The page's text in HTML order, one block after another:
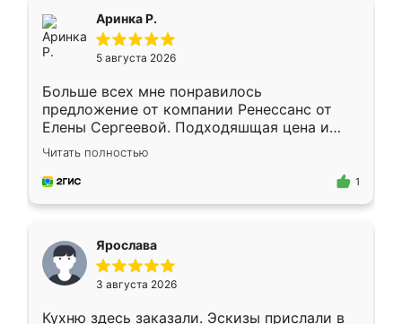
Аринка Р.
5 августа 2026
Больше всех мне понравилось
предложение от компании Ренессанс от
Елены Сергеевой. Подходяшщая цена и
короткие сроки изготовления. Приехавший
для замера сотрудник Владислав
предложил по моему эскизу самый
Читать полностью
1
Ярослава
3 августа 2026
Кухню здесь заказали. Эскизы прислали в